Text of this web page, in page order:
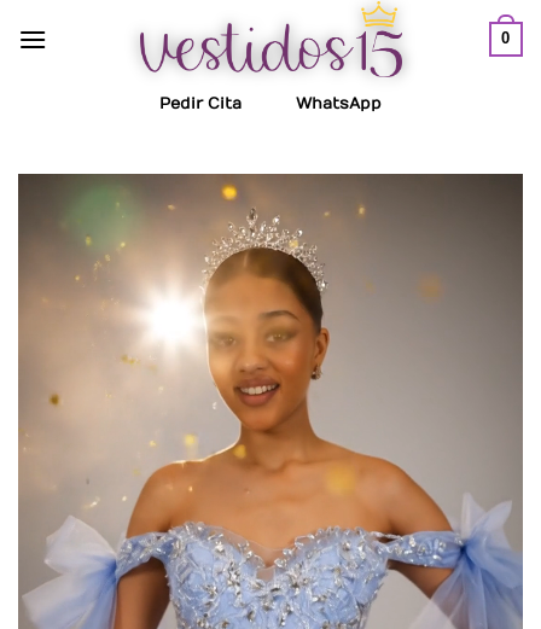
0
Pedir Cita WhatsApp